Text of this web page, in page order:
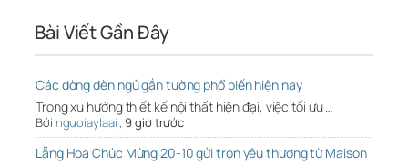
Bài Viết Gần Đây
Các dòng đèn ngủ gắn tường phổ biến hiện nay
Trong xu hướng thiết kế nội thất hiện đại, việc tối ưu …
Bởi nguoiaylaai,9 giờ trước
Lẵng Hoa Chúc Mừng 20-10 gửi trọn yêu thương từ Maison